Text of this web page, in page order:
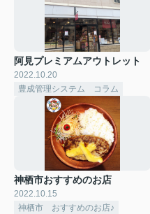
阿見プレミアムアウトレット
2022.10.20
豊成管理システム コラム
神栖市おすすめのお店
2022.10.15
神栖市 おすすめのお店♪